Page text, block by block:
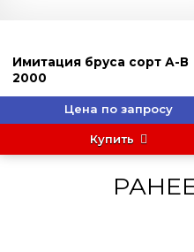
Имитация бруса сорт А-В
2000
Цена по запросу
Купить